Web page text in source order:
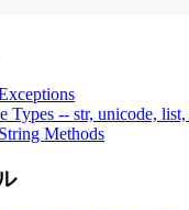
Types -- str, unicode,
Methods